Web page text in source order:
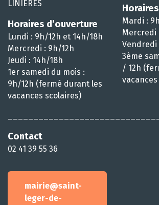
LINIÈRES
Horaires d’ouverture
Lundi : 9h/12h et 14h/18h
Mercredi : 9h/12h
Jeudi : 14h/18h
1er samedi du mois :
9h/12h (fermé durant les
vacances scolaires)
Contact
02 41 39 55 36
mairie@saint-
leger-de-
Mardi :
Mercredi
Vendredi
3ème
/ 12h